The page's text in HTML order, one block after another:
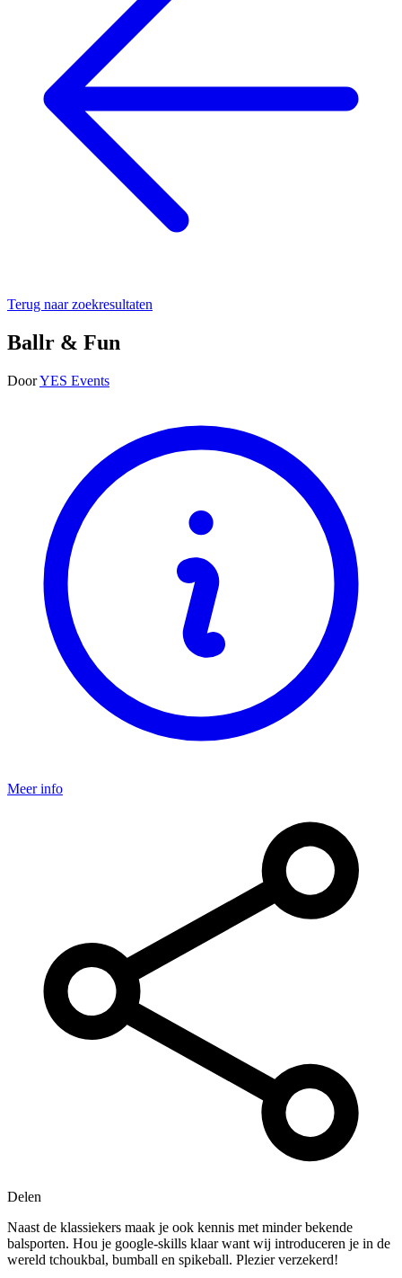
Terug naar zoekresultaten
Ballr & Fun
DoorYES Events
Meer info
Delen
Naast de klassiekers maak je ook kennis met minder bekende
balsporten. Hou je google-skills klaar want wij introduceren je in de
wereld tchoukbal, bumball en spikeball. Plezier verzekerd!